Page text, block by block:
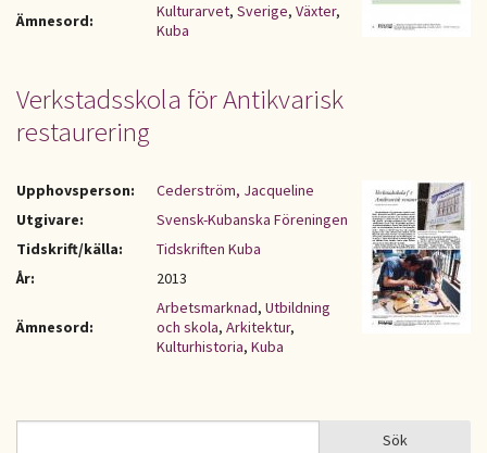
Ämnesord:
Kulturarvet, Sverige, Växter,
Kuba
Verkstadsskola för Antikvarisk
restaurering
Upphovsperson:
Cederström, Jacqueline
Utgivare:
Svensk-Kubanska Föreningen
Tidskrift/källa:
Tidskriften Kuba
År:
2013
Ämnesord:
Arbetsmarknad, Utbildning
och skola, Arkitektur,
Kulturhistoria, Kuba
Sök